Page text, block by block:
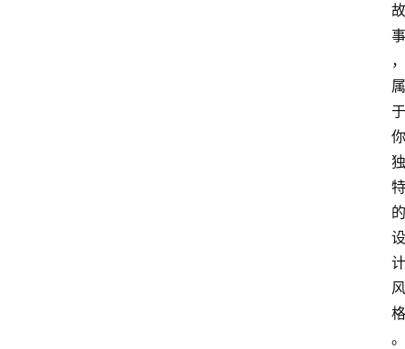
故
事
，
属
于
你
独
特
的
设
计
风
格
。